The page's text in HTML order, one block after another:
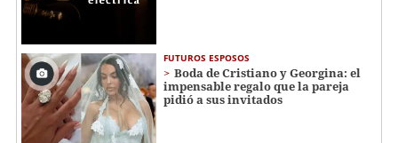
FUTUROS ESPOSOS
Boda de Cristiano y Georgina: el
impensable regalo que la pareja
pidió a sus invitados